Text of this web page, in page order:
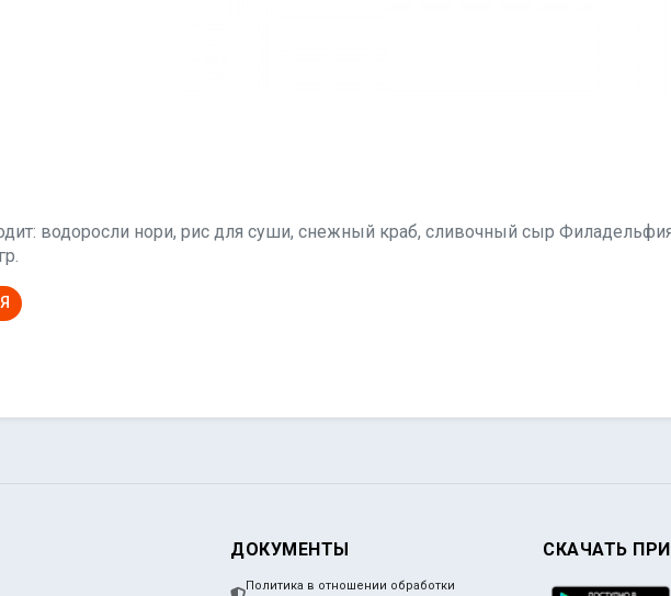
водоросли нори, рис для суши, снежный краб, сливочный сыр
ДОКУМЕНТЫ
Политика в отношении обработки
СКАЧАТЬ